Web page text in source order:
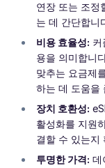
연장 또는 조정
는 데 간단합니
비용 효율성: 커
용을 의미합니
맞추는 요금제
하는 데 도움을
장치 호환성:
활성화를 지원
결할 수 있는지
투명한 가격: 데